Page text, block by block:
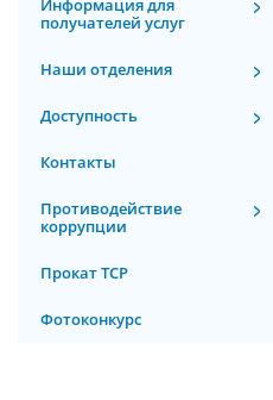
Информация для
получателей услуг
Наши отделения
Доступность
Контакты
Противодействие
коррупции
Прокат ТСР
Фотоконкурс